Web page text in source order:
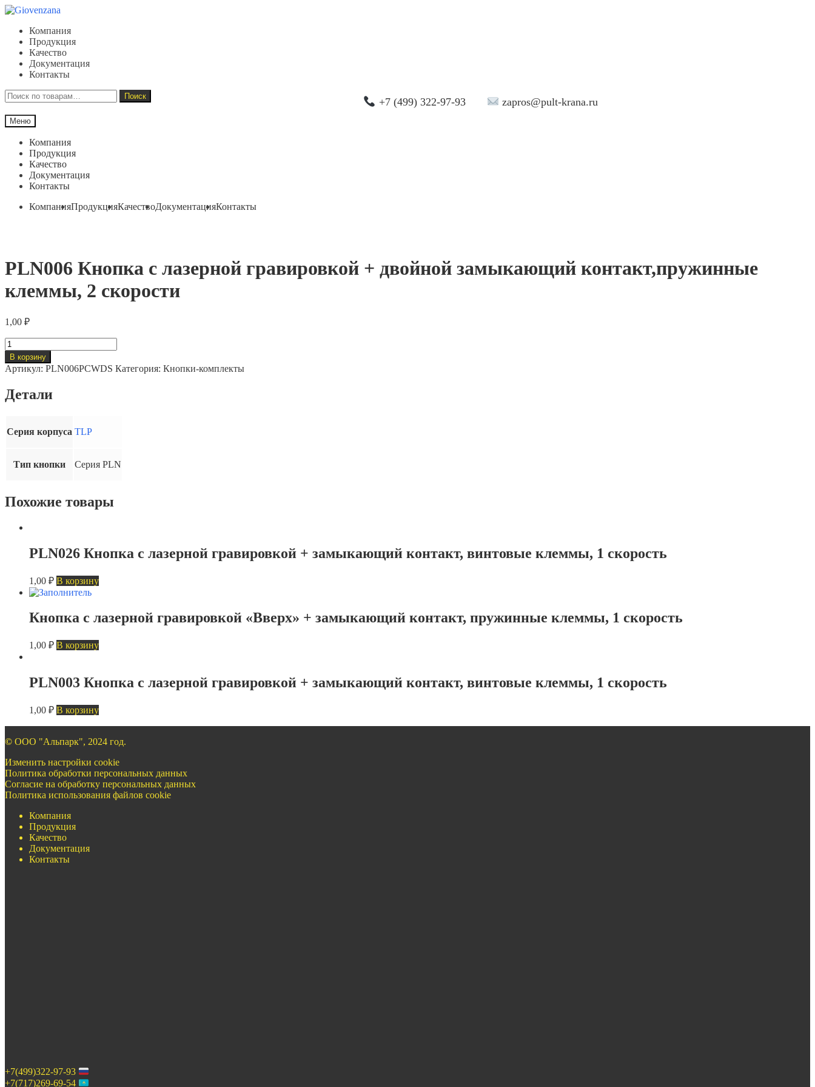
Перейти
навигации
Перейти
содержимому
Компания
Продукция
Качество
Документация
Контакты
Искать:
Поиск +7 (499) 322-97-93 zapros@pult-krana.ru
Меню
Компания
Продукция
Качество
Документация
Контакты
КомпанияПродукцияКачествоДокументацияКонтакты
PLN006 Кнопка с лазерной гравировкой + двойной замыкающий контакт,пружинные
клеммы, 2 скорости
1,00 ₽
Количество
товара
PLN006
Кнопка
лазерной
двойной
клеммы,
В корзину
Артикул: PLN006PCWDS Категория: Кнопки-комплекты
Детали
Серия корпуса TLP
Тип кнопки Серия PLN
Похожие товары
PLN026 Кнопка с лазерной гравировкой + замыкающий контакт, винтовые клеммы, 1 скорость
1,00 ₽ В корзину
Кнопка с лазерной гравировкой «Вверх» + замыкающий контакт, пружинные клеммы, 1 скорость
1,00 ₽ В корзину
PLN003 Кнопка с лазерной гравировкой + замыкающий контакт, винтовые клеммы, 1 скорость
1,00 ₽ В корзину
© ООО "Альпарк", 2024 год.
Изменить настройки cookie
Политика обработки персональных данных
Согласие на обработку персональных данных
Политика использования файлов cookie
Компания
Продукция
Качество
Документация
Контакты
+7(499)322-97-93
+7(717)269-69-54